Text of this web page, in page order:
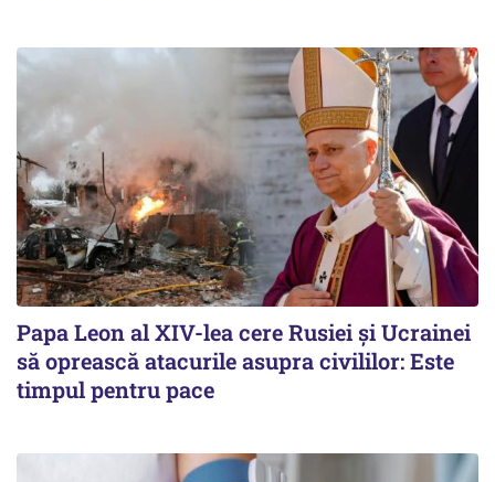
Papa Leon al XIV-lea cere Rusiei și Ucrainei
să oprească atacurile asupra civililor: Este
timpul pentru pace